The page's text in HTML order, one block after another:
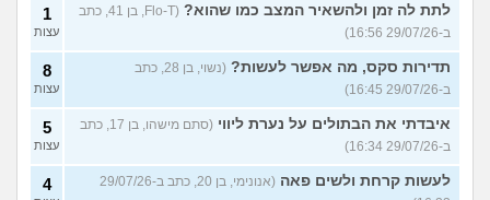
לתת לה זמן ולהשאיר המצב כמו שהוא?
(Flo-T, בן 41, כתב
ב-29/07/26 16:56)
1
עצות
תדירות סקס, מה אפשר לעשות?
(נשוי, בן 28, כתב
ב-29/07/26 16:45)
8
עצות
איבדתי את הבתולים על נערת ליווי
(סתם מישהו, בן 17, כתב
ב-29/07/26 16:34)
5
עצות
לעשות קרחת ולשים פאה
(אנונימי, בן 20, כתב ב-29/07/26
4